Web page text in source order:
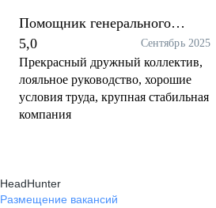
Помощник генерального
директора
5,0 Сентябрь 2025
Прекрасный дружный коллектив,
лояльное руководство, хорошие
условия труда, крупная стабильная
компания
HeadHunter
Размещение вакансий